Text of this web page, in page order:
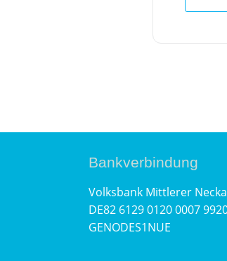
Bankverbindung
Volksbank Mittlerer
DE82 6129 0120 0007
GENODES1NUE